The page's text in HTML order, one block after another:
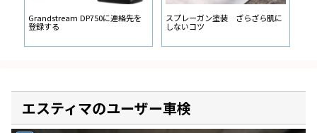
Grandstream DP750に連絡先を
登録する
スプレーガン塗装 ざらざら肌に
しないコツ
エスティマのユーザー車検